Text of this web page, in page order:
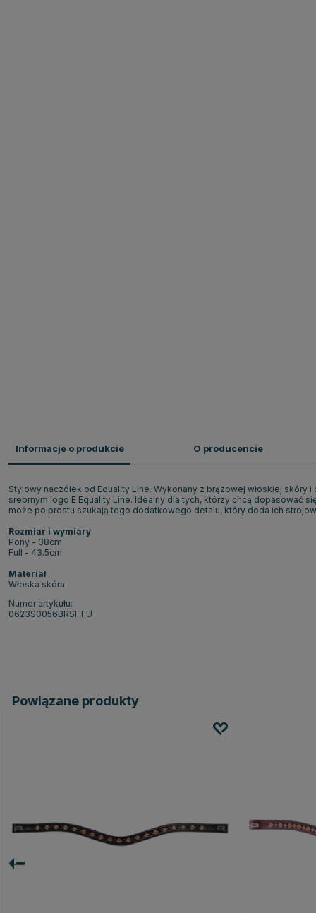
Informacje o produkcie
Stylowy naczółek od Equality Line. Wykonany z brązowej włoskiej
srebrnym logo E Equality Line. Idealny dla tych, którzy chcą dopasować
może po prostu szukają tego dodatkowego detalu, który doda ich
Rozmiar i wymiary
Pony - 38cm
Full - 43.5cm
Materiał
Włoska skóra
Numer artykułu:
0623S0056BRSI-FU
O producencie
Powiązane produkty